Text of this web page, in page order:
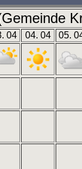
04 04. 04
05.